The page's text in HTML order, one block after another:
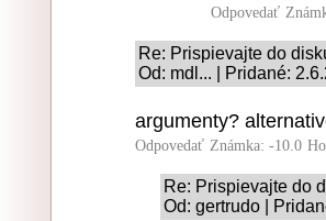
Odpovedať
Re: Prispievajte do
Od: mdl... | Pridané:
argumenty?
Odpovedať Známka: -10.0
Re: Prispievajte do
Od: gertrudo |